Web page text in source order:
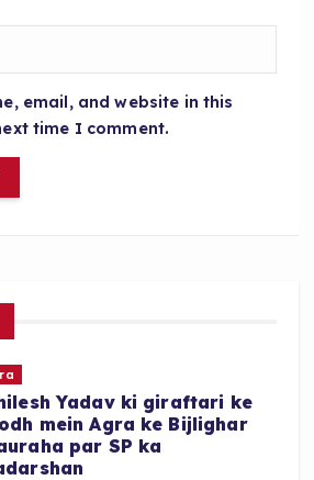
email, and website in this
time I comment.
Yadav ki giraftari ke
mein Agra ke Bijlighar
par SP ka